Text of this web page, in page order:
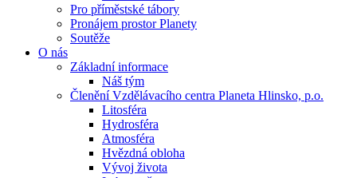
Pro příměstské tábory
Pronájem prostor Planety
Soutěže
O nás
Základní informace
Náš tým
Členění Vzdělávacího centra Planeta Hlinsko, p.o.
Litosféra
Hydrosféra
Atmosféra
Hvězdná obloha
Vývoj života